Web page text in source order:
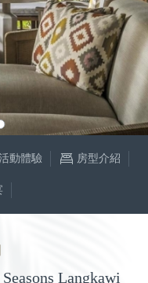
動體驗 房型介紹
Langkawi